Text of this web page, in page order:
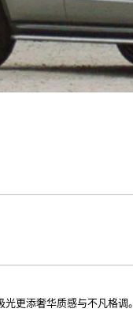
更添奢华质感与不凡格调。